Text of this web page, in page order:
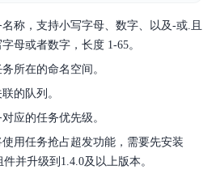
称，支持小写字母、数字、以及-或.且
母或者数字，长度 1-65。
所在的命名空间。
的队列。
应的任务优先级。
用任务抢占超发功能，需要先安装
件并升级到1.4.0及以上版本。